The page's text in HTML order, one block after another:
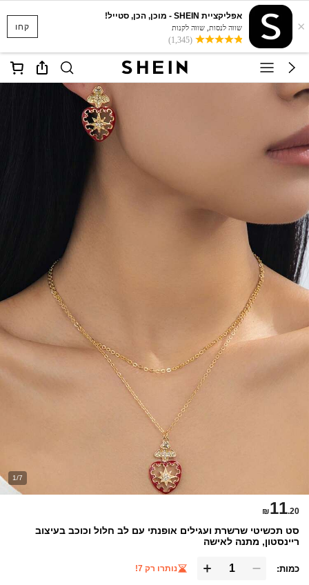
קחו ×
אפליקציית SHEIN - מוכן, הכן, סטייל!
שווה לנסות, שווה לקנות
(1,345)
1/7
₪11.20
סט תכשיטי שרשרת ועגילים אופנתי עם לב חלול וכוכב בעיצוב
ריינסטון, מתנה לאישה
כמות: נותרו רק 7!